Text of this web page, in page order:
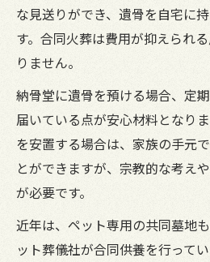
な見送りができ、遺骨を自宅に
す。合同火葬は費用が抑えられ
りません。
納骨堂に遺骨を預ける場合、定
届いている点が安心材料となり
を安置する場合は、家族の手元
とができますが、宗教的な考え
が必要です。
近年は、ペット専用の共同墓地
ット葬儀社が合同供養を行って